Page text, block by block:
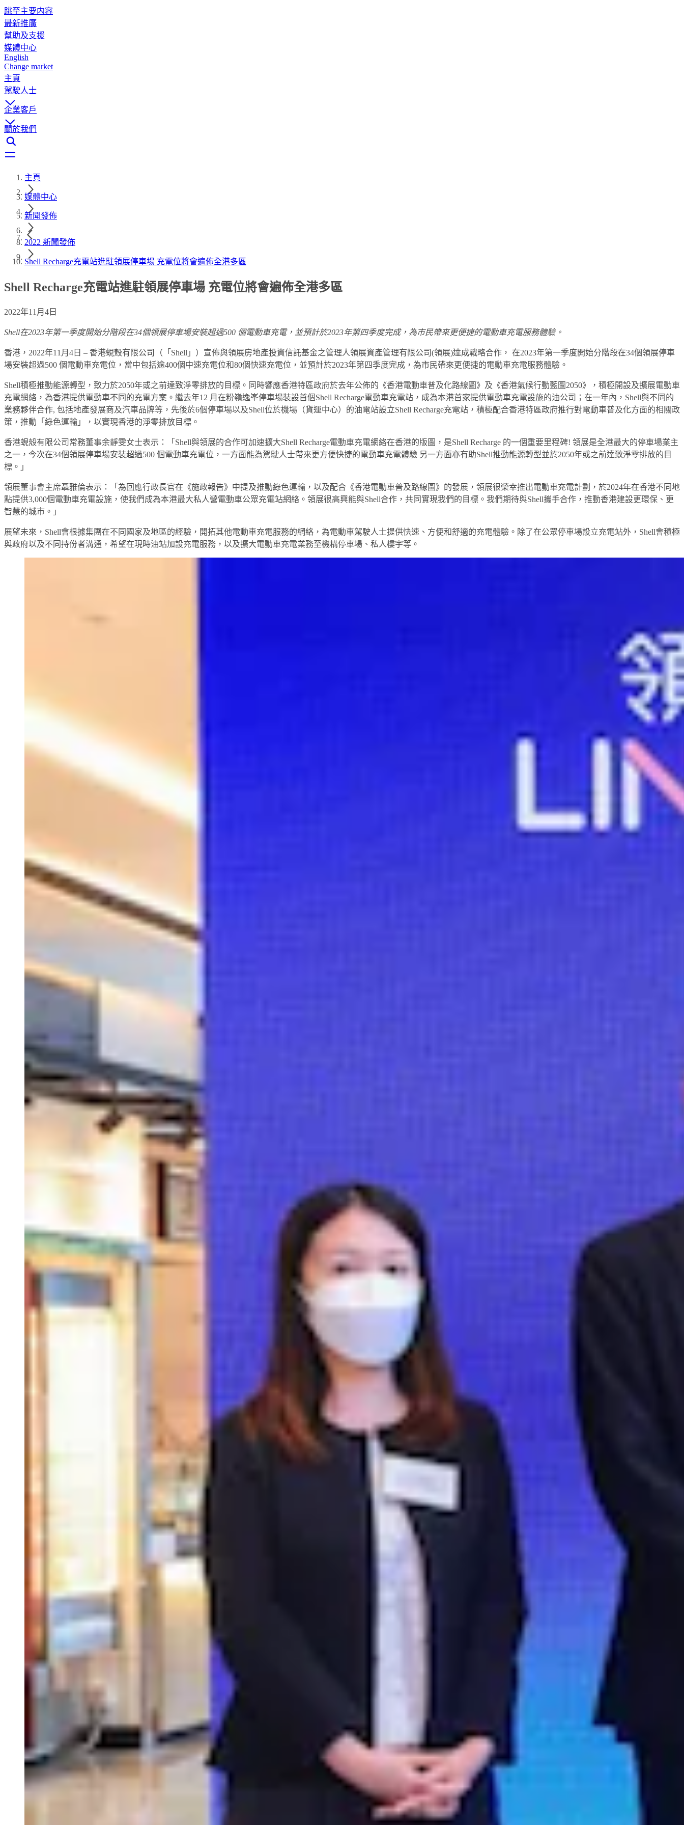
跳至主要内容
最新推廣
幫助及支援
媒體中心
English
Change market
主頁
駕駛人士
企業客戶
關於我們
主頁
媒體中心
新聞發佈
2022 新聞發佈
Shell Recharge充電站進駐領展停車場 充電位將會遍佈全港多區
Shell Recharge充電站進駐領展停車場 充電位將會遍佈全港多區
2022年11月4日
Shell在2023年第一季度開始分階段在34個領展停車場安裝超過500 個電動車充電，並預計於2023年第四季度完成，為市民帶來更便捷的電動車充電服務體驗。
香港，2022年11月4日 – 香港蜆殼有限公司（「Shell」）宣佈與領展房地產投資信託基金之管理人領展資產管理有限公司(領展)達成戰略合作， 在2023年第一季度開始分階段在34個領展停車
場安裝超過500 個電動車充電位，當中包括逾400個中速充電位和80個快速充電位，並預計於2023年第四季度完成，為市民帶來更便捷的電動車充電服務體驗。
Shell積極推動能源轉型，致力於2050年或之前達致淨零排放的目標。同時響應香港特區政府於去年公佈的《香港電動車普及化路線圖》及《香港氣候行動藍圖2050》，積極開設及擴展電動車
充電網絡，為香港提供電動車不同的充電方案。繼去年12 月在粉嶺逸峯停車場裝設首個Shell Recharge電動車充電站，成為本港首家提供電動車充電設施的油公司；在一年內，Shell與不同的
業務夥伴合作, 包括地產發展商及汽車品牌等，先後於6個停車場以及Shell位於機場（貨運中心）的油電站設立Shell Recharge充電站，積極配合香港特區政府推行對電動車普及化方面的相關政
策，推動「綠色運輸」，以實現香港的淨零排放目標。
香港蜆殼有限公司常務董事余靜雯女士表示：「Shell與領展的合作可加速擴大Shell Recharge電動車充電網絡在香港的版圖，是Shell Recharge 的一個重要里程碑! 領展是全港最大的停車場業主
之一，今次在34個領展停車場安裝超過500 個電動車充電位，一方面能為駕駛人士帶來更方便快捷的電動車充電體驗 另一方面亦有助Shell推動能源轉型並於2050年或之前達致淨零排放的目
標。」
領展董事會主席聶雅倫表示：「為回應行政長官在《施政報告》中提及推動綠色運輸，以及配合《香港電動車普及路線圖》的發展，領展很榮幸推出電動車充電計劃，於2024年在香港不同地
點提供3,000個電動車充電設施，使我們成為本港最大私人營電動車公眾充電站網絡。領展很高興能與Shell合作，共同實現我們的目標。我們期待與Shell攜手合作，推動香港建設更環保、更
智慧的城市。」
展望未來，Shell會根據集團在不同國家及地區的經驗，開拓其他電動車充電服務的網絡，為電動車駕駛人士提供快速、方便和舒適的充電體驗。除了在公眾停車場設立充電站外，Shell會積極
與政府以及不同持份者溝通，希望在現時油站加設充電服務，以及擴大電動車充電業務至機構停車場、私人樓宇等。